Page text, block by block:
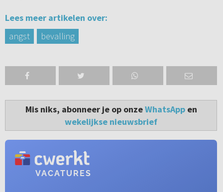
Lees meer artikelen over:
angst
bevalling
Mis niks, abonneer je op onzeWhatsAppen
wekelijkse nieuwsbrief